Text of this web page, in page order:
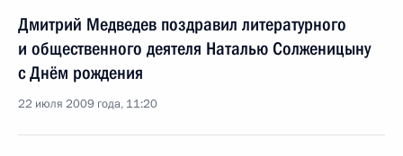
Дмитрий Медведев поздравил литературного
и общественного деятеля Наталью Солженицыну
с Днём рождения
22 июля 2009 года, 11:20